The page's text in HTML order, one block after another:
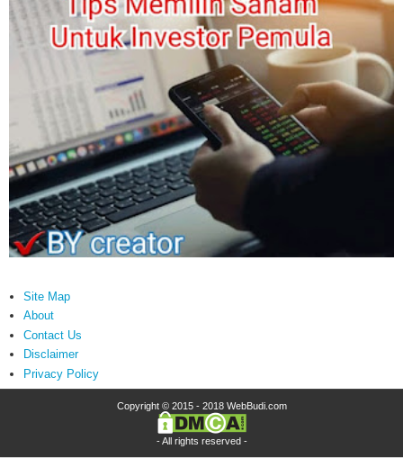
Site Map
About
Contact Us
Disclaimer
Privacy Policy
Copyright © 2015 - 2018 WebBudi.com
- All rights reserved -